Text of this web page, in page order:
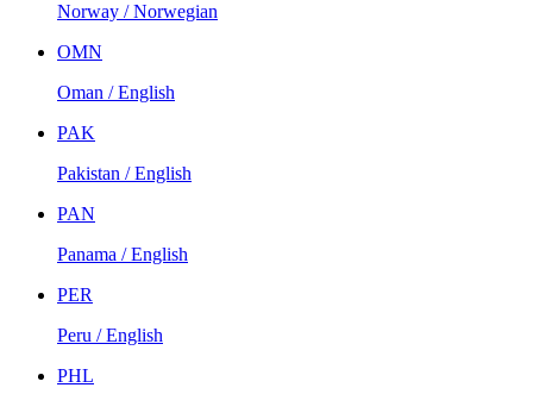
Norway / Norwegian
OMN
Oman / English
PAK
Pakistan / English
PAN
Panama / English
PER
Peru / English
PHL